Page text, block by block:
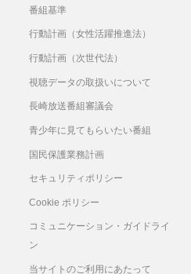
番組基準
行動計画（女性活躍推進法）
行動計画（次世代法）
視聴データの取扱いについて
長崎放送番組審議会
青少年に見てもらいたい番組
国民保護業務計画
セキュリティポリシー
Cookie ポリシー
コミュニケーション・ガイドライ
ン
当サイトのご利用にあたって